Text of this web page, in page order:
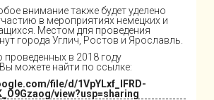
внимание также будет уделено
в мероприятиях немецких и
Местом для проведения
города Углич, Ростов и Ярославль.
в 2018 году
можете найти по ссылке:
file/d/1VpYLxf_lFRD-
view?usp=sharing